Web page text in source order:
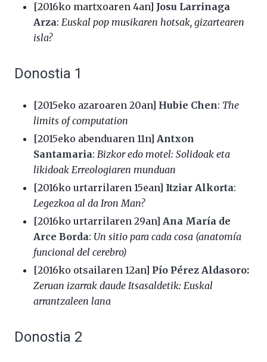
[2016ko martxoaren 4an] Josu Larrinaga
Arza: Euskal pop musikaren hotsak, gizartearen
isla?
Donostia 1
[2015eko azaroaren 20an] Hubie Chen: The
limits of computation
[2015eko abenduaren 11n] Antxon
Santamaria: Bizkor edo motel: Solidoak eta
likidoak Erreologiaren munduan
[2016ko urtarrilaren 15ean] Itziar Alkorta:
Legezkoa al da Iron Man?
[2016ko urtarrilaren 29an] Ana María de
Arce Borda: Un sitio para cada cosa (anatomía
funcional del cerebro)
[2016ko otsailaren 12an] Pío Pérez Aldasoro:
Zeruan izarrak daude Itsasaldetik: Euskal
arrantzaleen lana
Donostia 2